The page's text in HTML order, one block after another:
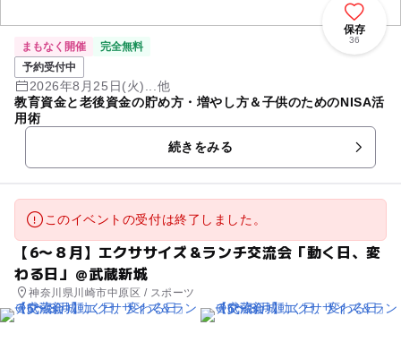
保存
36
まもなく開催
完全無料
予約受付中
2026年8月25日(火)...他
教育資金と老後資金の貯め方・増やし方＆子供のためのNISA活
用術
続きをみる
このイベントの受付は終了しました。
【6〜８月】エクササイズ＆ランチ交流会「動く日、変
わる日」＠武蔵新城
神奈川県川崎市中原区 / スポーツ